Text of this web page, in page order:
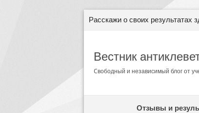
Расскажи о своих результатах
Вестник
Cвободный и независимый блог от
Отзывы и